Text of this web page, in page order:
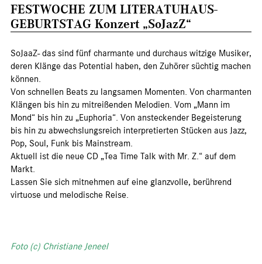
FESTWOCHE ZUM LITERATUHAUS-
GEBURTSTAG Konzert „SoJazZ“
SoJaaZ- das sind fünf charmante und durchaus witzige Musiker,
deren Klänge das Potential haben, den Zuhörer süchtig machen
können.
Von schnellen Beats zu langsamen Momenten. Von charmanten
Klängen bis hin zu mitreißenden Melodien. Vom „Mann im
Mond“ bis hin zu „Euphoria“. Von ansteckender Begeisterung
bis hin zu abwechslungsreich interpretierten Stücken aus Jazz,
Pop, Soul, Funk bis Mainstream.
Aktuell ist die neue CD „Tea Time Talk with Mr. Z.“ auf dem
Markt.
Lassen Sie sich mitnehmen auf eine glanzvolle, berührend
virtuose und melodische Reise.
Foto (c) Christiane Jeneel